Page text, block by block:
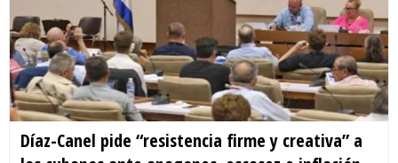
Díaz-Canel pide “resistencia firme y creativa” a